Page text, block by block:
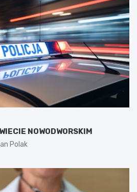
NOWODWORSKIM
Polak